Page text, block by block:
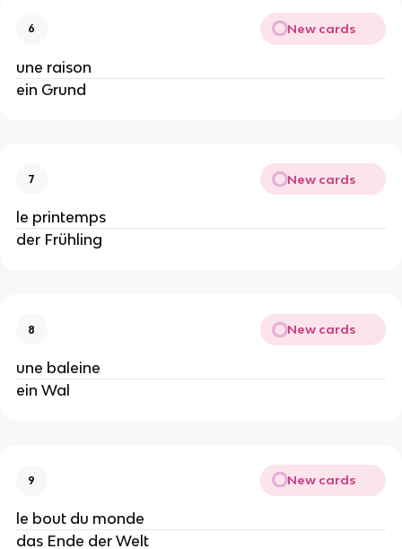
6 New cards
une raison
ein Grund
7 New cards
le printemps
der Frühling
8 New cards
une baleine
ein Wal
9 New cards
le bout du monde
das Ende der Welt